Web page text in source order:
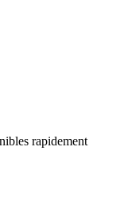
rapidement